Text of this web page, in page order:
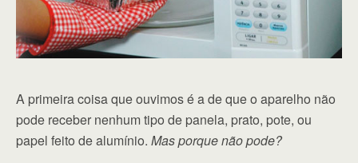
A primeira coisa que ouvimos é a de que o aparelho não
pode receber nenhum tipo de panela, prato, pote, ou
papel feito de alumínio. Mas porque não pode?